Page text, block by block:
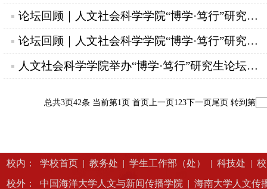
论坛回顾｜人文社会科学学院“博学·笃行”研究生学术论坛分享会（第三...
论坛回顾｜人文社会科学学院“博学·笃行”研究生学术论坛分享会（第二...
人文社会科学学院举办“博学·笃行”研究生论坛学术分享会
总共3页42条 当前第1页 首页 上一页1 23下一页尾页 转到第
校内： 学校首页 | 教务处 | 学生工作部（处） | 科技处 |
校外：
中国海洋大学人文与新闻传播学院 | 海南大学人文传